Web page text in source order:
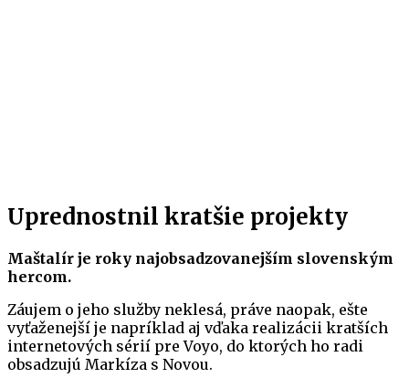
Uprednostnil kratšie projekty
Maštalír je roky najobsadzovanejším slovenským
hercom.
Záujem o jeho služby neklesá, práve naopak, ešte
vyťaženejší je napríklad aj vďaka realizácii kratších
internetových sérií pre Voyo, do ktorých ho radi
obsadzujú Markíza s Novou.